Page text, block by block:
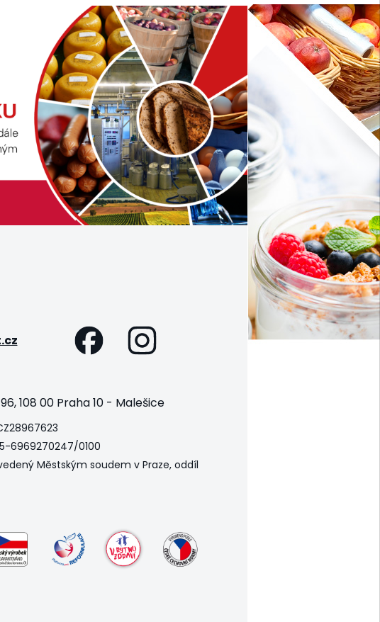
108 00 Praha 10 - Malešice
6969270247/0100
Městským soudem v Praze, oddíl